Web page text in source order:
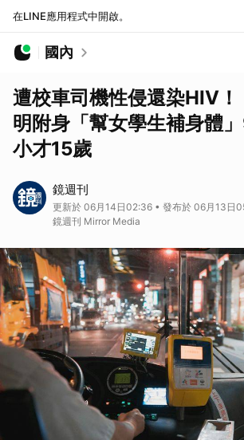
在LINE應用程式中開啟。
國內
遭校車司機性侵還染HIV
明附身「幫女學生補身體
小才15歲
鏡週刊
更新於 06月14日02:36 • 發布於 06月13日
鏡週刊 Mirror Media